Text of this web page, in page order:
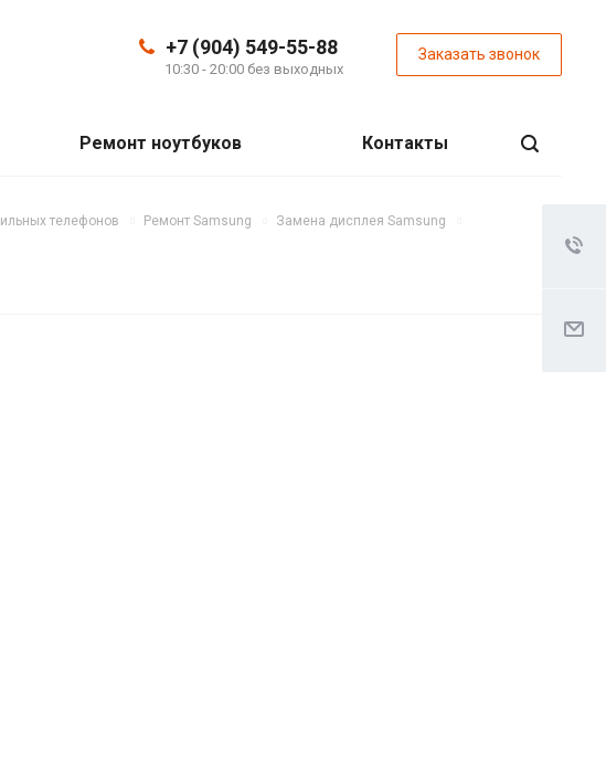
+7 (904) 549-55-88
10:30 - 20:00 без выходных
Заказать звонок
Ремонт ноутбуков Контакты
телефонов Ремонт Samsung Замена дисплея Samsung